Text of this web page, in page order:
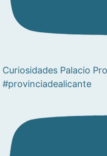
Curiosidades Palacio
#provinciadealicante